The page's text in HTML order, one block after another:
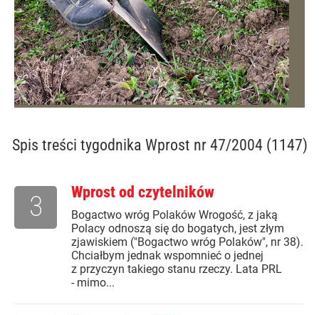
Spis treści tygodnika Wprost nr 47/2004 (1147)
Wprost od czytelników
Bogactwo wróg Polaków Wrogość, z jaką
Polacy odnoszą się do bogatych, jest złym
zjawiskiem ("Bogactwo wróg Polaków", nr 38).
Chciałbym jednak wspomnieć o jednej
z przyczyn takiego stanu rzeczy. Lata PRL
- mimo...
3